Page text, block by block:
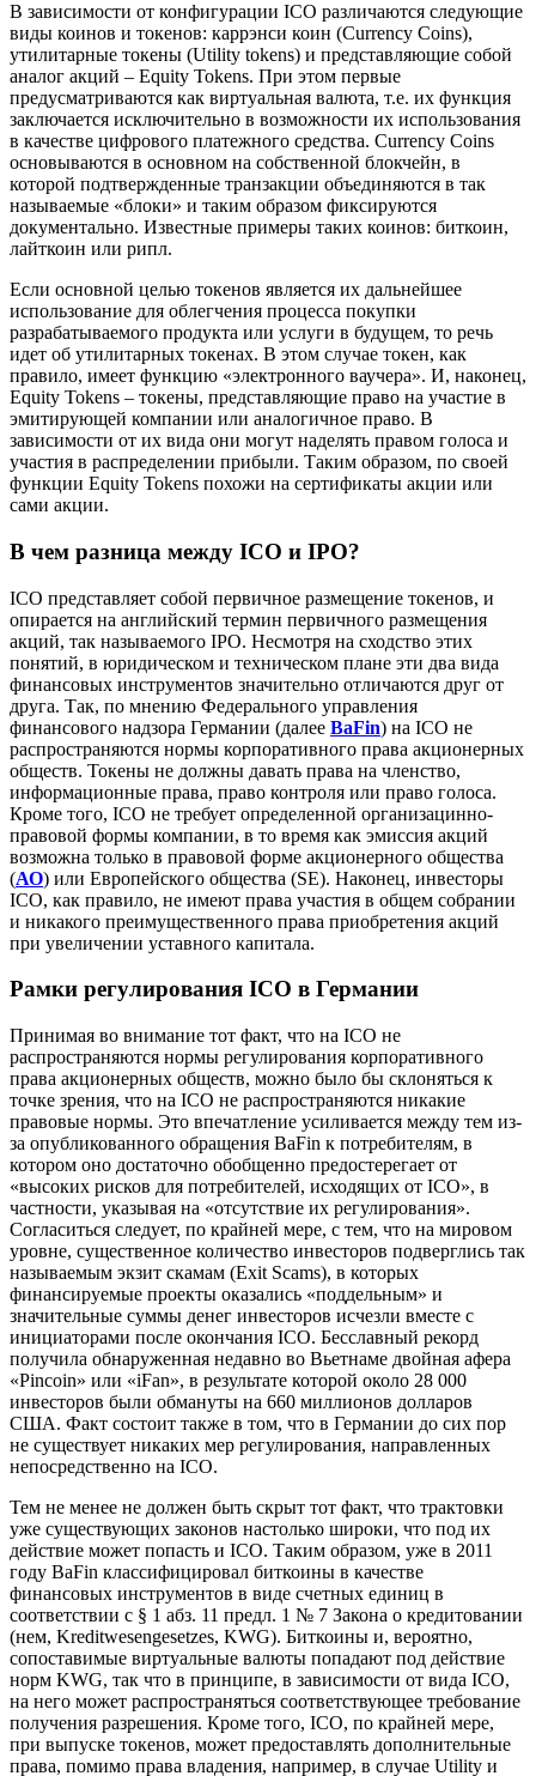
В зависимости от конфигурации ICO различаются следующие
виды коинов и токенов: каррэнси коин (Currency Coins),
утилитарные токены (Utility tokens) и представляющие собой
аналог акций – Equity Tokens. При этом первые
предусматриваются как виртуальная валюта, т.е. их функция
заключается исключительно в возможности их использования
в качестве цифрового платежного средства. Currency Coins
основываются в основном на собственной блокчейн, в
которой подтвержденные транзакции объединяются в так
называемые «блоки» и таким образом фиксируются
документально. Известные примеры таких коинов: биткоин,
лайткоин или рипл.
Если основной целью токенов является их дальнейшее
использование для облегчения процесса покупки
разрабатываемого продукта или услуги в будущем, то речь
идет об утилитарных токенах. В этом случае токен, как
правило, имеет функцию «электронного ваучера». И, наконец,
Equity Tokens – токены, представляющие право на участие в
эмитирующей компании или аналогичное право. В
зависимости от их вида они могут наделять правом голоса и
участия в распределении прибыли. Таким образом, по своей
функции Equity Tokens похожи на сертификаты акции или
сами акции.
В чем разница между ICO и IPO?
ICO представляет собой первичное размещение токенов, и
опирается на английский термин первичного размещения
акций, так называемого IPO. Несмотря на сходство этих
понятий, в юридическом и техническом плане эти два вида
финансовых инструментов значительно отличаются друг от
друга. Так, по мнению Федерального управления
финансового надзора Германии (далее BaFin) на ICO не
распространяются нормы корпоративного права акционерных
обществ. Токены не должны давать права на членство,
информационные права, право контроля или право голоса.
Кроме того, ICO не требует определенной организацинно-
правовой формы компании, в то время как эмиссия акций
возможна только в правовой форме акционерного общества
(АО) или Европейского общества (SE). Наконец, инвесторы
ICO, как правило, не имеют права участия в общем собрании
и никакого преимущественного права приобретения акций
при увеличении уставного капитала.
Рамки регулирования ICO в Германии
Принимая во внимание тот факт, что на ICO не
распространяются нормы регулирования корпоративного
права акционерных обществ, можно было бы склоняться к
точке зрения, что на ICO не распространяются никакие
правовые нормы. Это впечатление усиливается между тем из-
за опубликованного обращения BaFin к потребителям, в
котором оно достаточно обобщенно предостерегает от
«высоких рисков для потребителей, исходящих от ICO», в
частности, указывая на «отсутствие их регулирования».
Согласиться следует, по крайней мере, с тем, что на мировом
уровне, существенное количество инвесторов подверглись так
называемым экзит скамам (Exit Scams), в которых
финансируемые проекты оказались «поддельным» и
значительные суммы денег инвесторов исчезли вместе с
инициаторами после окончания ICO. Бесславный рекорд
получила обнаруженная недавно во Вьетнаме двойная афера
«Pincoin» или «iFan», в результате которой около 28 000
инвесторов были обмануты на 660 миллионов долларов
США. Факт состоит также в том, что в Германии до сих пор
не существует никаких мер регулирования, направленных
непосредственно на ICO.
Тем не менее не должен быть скрыт тот факт, что трактовки
уже существующих законов настолько широки, что под их
действие может попасть и ICO. Таким образом, уже в 2011
году BaFin классифицировал биткоины в качестве
финансовых инструментов в виде счетных единиц в
соответствии с § 1 абз. 11 предл. 1 № 7 Закона о кредитовании
(нем, Kreditwesengesetzes, KWG). Биткоины и, вероятно,
сопоставимые виртуальные валюты попадают под действие
норм KWG, так что в принципе, в зависимости от вида ICO,
на него может распространяться соответствующее требование
получения разрешения. Кроме того, ICO, по крайней мере,
при выпуске токенов, может предоставлять дополнительные
права, помимо права владения, например, в случае Utility и